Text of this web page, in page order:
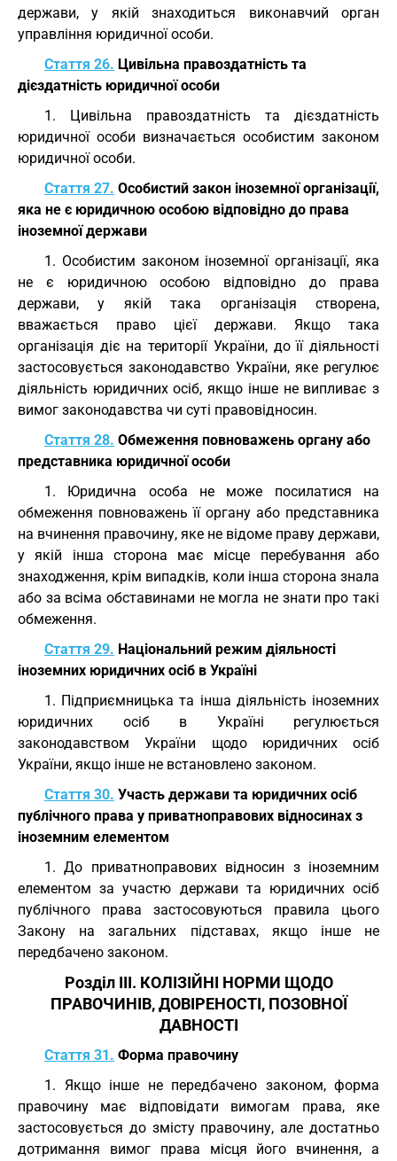
держави, у якій знаходиться виконавчий орган
управління юридичної особи.
Стаття 26. Цивільна правоздатність та
дієздатність юридичної особи
1. Цивільна правоздатність та дієздатність
юридичної особи визначається особистим законом
юридичної особи.
Стаття 27. Особистий закон іноземної організації,
яка не є юридичною особою відповідно до права
іноземної держави
1. Особистим законом іноземної організації, яка
не є юридичною особою відповідно до права
держави, у якій така організація створена,
вважається право цієї держави. Якщо така
організація діє на території України, до її діяльності
застосовується законодавство України, яке регулює
діяльність юридичних осіб, якщо інше не випливає з
вимог законодавства чи суті правовідносин.
Стаття 28. Обмеження повноважень органу або
представника юридичної особи
1. Юридична особа не може посилатися на
обмеження повноважень її органу або представника
на вчинення правочину, яке не відоме праву держави,
у якій інша сторона має місце перебування або
знаходження, крім випадків, коли інша сторона знала
або за всіма обставинами не могла не знати про такі
обмеження.
Стаття 29. Національний режим діяльності
іноземних юридичних осіб в Україні
1. Підприємницька та інша діяльність іноземних
юридичних осіб в Україні регулюється
законодавством України щодо юридичних осіб
України, якщо інше не встановлено законом.
Стаття 30. Участь держави та юридичних осіб
публічного права у приватноправових відносинах з
іноземним елементом
1. До приватноправових відносин з іноземним
елементом за участю держави та юридичних осіб
публічного права застосовуються правила цього
Закону на загальних підставах, якщо інше не
передбачено законом.
Розділ III. КОЛІЗІЙНІ НОРМИ ЩОДО
ПРАВОЧИНІВ, ДОВІРЕНОСТІ, ПОЗОВНОЇ
ДАВНОСТІ
Стаття 31. Форма правочину
1. Якщо інше не передбачено законом, форма
правочину має відповідати вимогам права, яке
застосовується до змісту правочину, але достатньо
дотримання вимог права місця його вчинення, а